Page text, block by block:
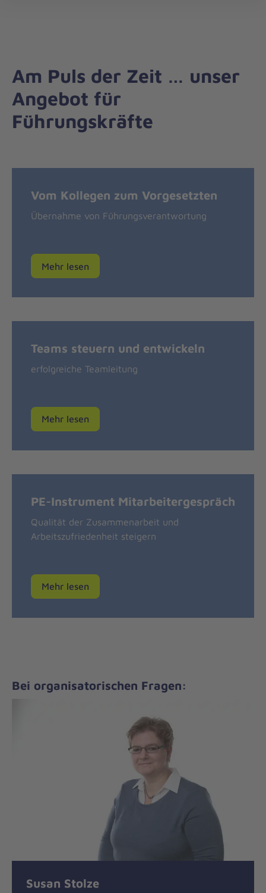
Am Puls der Zeit … unser
Angebot für
Führungskräfte
Vom Kollegen zum Vorgesetzten
Übernahme von Führungsverantwortung
Mehr lesen
Teams steuern und entwickeln
erfolgreiche Teamleitung
Mehr lesen
PE-Instrument Mitarbeitergespräch
Qualität der Zusammenarbeit und
Arbeitszufriedenheit steigern
Mehr lesen
Bei organisatorischen Fragen:
Susan Stolze